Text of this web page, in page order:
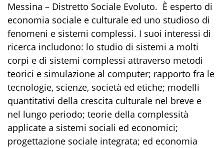
Messina – Distretto Sociale Evoluto. È esperto di
economia sociale e culturale ed uno studioso di
fenomeni e sistemi complessi. I suoi interessi di
ricerca includono: lo studio di sistemi a molti
corpi e di sistemi complessi attraverso metodi
teorici e simulazione al computer; rapporto fra le
tecnologie, scienze, società ed etiche; modelli
quantitativi della crescita culturale nel breve e
nel lungo periodo; teorie della complessità
applicate a sistemi sociali ed economici;
progettazione sociale integrata; ed economia